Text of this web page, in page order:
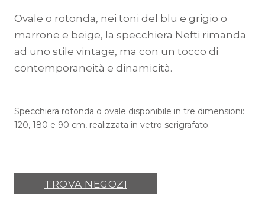
Ovale o rotonda, nei toni del blu e grigio o
marrone e beige, la specchiera Nefti rimanda
ad uno stile vintage, ma con un tocco di
contemporaneità e dinamicità.
Specchiera rotonda o ovale disponibile in tre dimensioni:
120, 180 e 90 cm, realizzata in vetro serigrafato.
TROVA NEGOZI